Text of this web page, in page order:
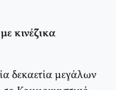
κινέζικα
δεκαετία μεγάλων